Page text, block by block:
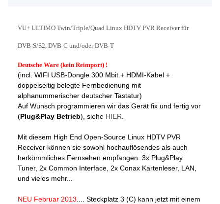
VU+ ULTIMO Twin/Triple/Quad Linux HDTV PVR Receiver für
DVB-S/S2, DVB-C und/oder DVB-T
Deutsche Ware (kein Reimport) !
(incl. WIFI USB-Dongle 300 Mbit + HDMI-Kabel +
doppelseitig belegte Fernbedienung mit
alphanummerischer deutscher Tastatur)
Auf Wunsch programmieren wir das Gerät fix und fertig vor
(Plug&Play Betrieb), siehe HIER.
Mit diesem High End Open-Source Linux HDTV PVR
Receiver können sie sowohl hochauflösendes als auch
herkömmliches Fernsehen empfangen. 3x Plug&Play
Tuner, 2x Common Interface, 2x Conax Kartenleser, LAN,
und vieles mehr...
NEU Februar 2013.... Steckplatz 3 (C) kann jetzt mit einem